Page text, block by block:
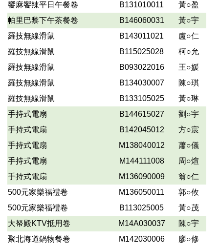
饗麻饗辣平日午餐卷
B131010011
黃○盈
帕里巴黎下午茶餐卷
B146060031
黃○宇
羅技無線滑鼠
B143011021
盧○仁
羅技無線滑鼠
B115025028
柯○允
羅技無線滑鼠
B093022016
王○媛
羅技無線滑鼠
B134030007
陳○琪
羅技無線滑鼠
B133105025
黃○琳
手持式電扇
B144615027
劉○宇
手持式電扇
B142045012
方○宸
手持式電扇
M138040012
蕭○儀
手持式電扇
M144111008
周○煊
手持式電扇
M136090009
翁○仁
500元家樂福禮卷
M136050011
郭○攸
500元家樂福禮卷
B113025005
黃○茂
大帑殿KTV抵用卷
M14A030037
陳○宇
聚北海道鍋物餐卷
M142030006
廖○修